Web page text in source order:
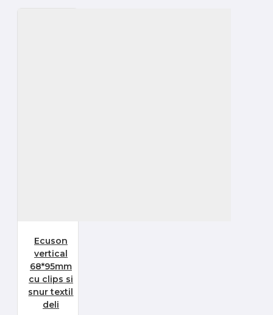
Ecuson
vertical
68*95mm
cu clips si
snur textil
deli